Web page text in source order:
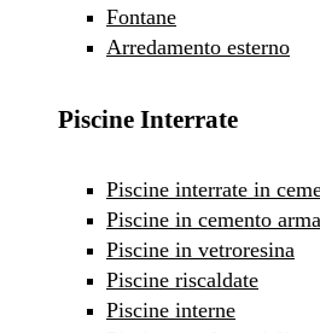
Fontane
Arredamento esterno
Piscine Interrate
Piscine interrate in
Piscine in cemento
Piscine in vetroresina
Piscine riscaldate
Piscine interne